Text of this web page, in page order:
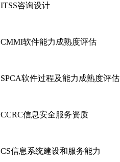
ITSS咨询设计
CMMI软件能力成熟度评估
SPCA软件过程及能力成熟度评估
CCRC信息安全服务资质
CS信息系统建设和服务能力